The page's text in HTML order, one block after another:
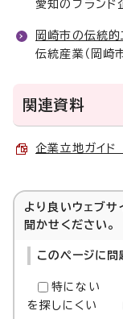
愛知のブランド
岡崎市の伝統的
伝統産業（岡崎
関連資料
企業立地ガイ
より良いウェブサ
聞かせください。
このページに問
特にない
を探しにくい